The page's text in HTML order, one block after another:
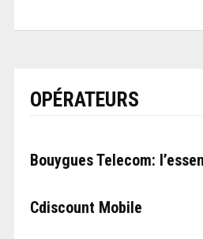
OPÉRATEURS
Bouygues Telecom:
Cdiscount Mobile